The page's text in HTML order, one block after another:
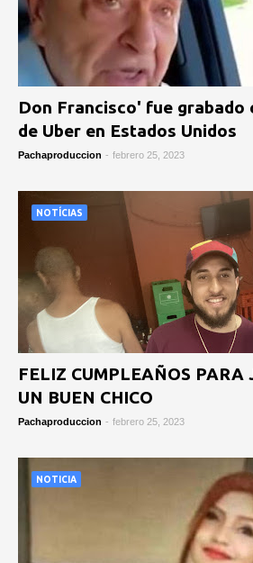
Don Francisco' fue grabado
de Uber en Estados Unidos
Pachaproduccion - febrero 25, 2023
NOTÍCIAS
FELIZ CUMPLEAÑOS PARA
UN BUEN CHICO
Pachaproduccion - febrero 25, 2023
NOTICIA